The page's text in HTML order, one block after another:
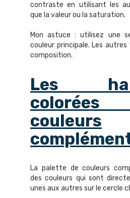
contraste en utilisant les
que la valeur ou la saturation.
Mon astuce : utilisez une
couleur principale. Les
composition.
Les
couleurs
La palette de couleurs
des couleurs qui sont
unes aux autres sur le cercle